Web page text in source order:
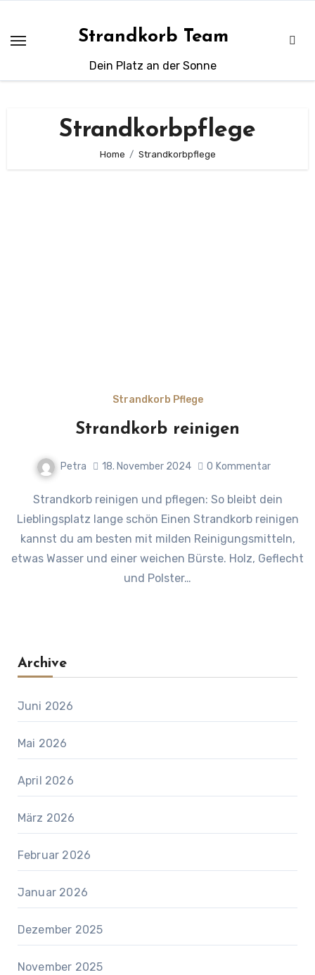
springen
Strandkorb Team
Dein Platz an der Sonne
Strandkorbpflege
Home Strandkorbpflege
Strandkorb Pflege
Strandkorb reinigen
Petra 18. November 2024 0 Kommentar
Strandkorb reinigen und pflegen: So bleibt dein
Lieblingsplatz lange schön Einen Strandkorb reinigen
kannst du am besten mit milden Reinigungsmitteln,
etwas Wasser und einer weichen Bürste. Holz, Geflecht
und Polster…
Archive
Juni 2026
Mai 2026
April 2026
März 2026
Februar 2026
Januar 2026
Dezember 2025
November 2025